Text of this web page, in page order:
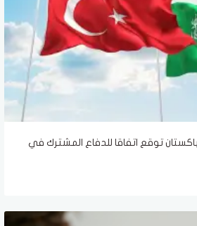
توقع اتفاقا للدفاع المشترك في